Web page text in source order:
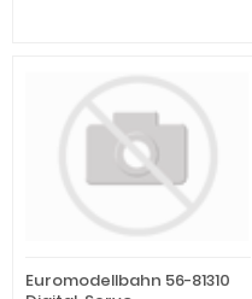
Euromodellbahn 56-81310